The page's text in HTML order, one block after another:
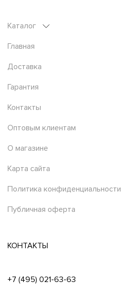
Каталог
Главная
Доставка
Гарантия
Контакты
Оптовым клиентам
О магазине
Карта сайта
Политика конфиденциальности
Публичная оферта
КОНТАКТЫ
+7 (495) 021-63-63